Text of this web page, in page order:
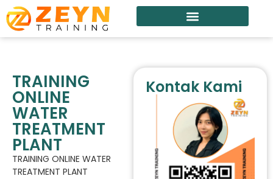
TRAINING
ONLINE
WATER
TREATMENT
PLANT
TRAINING ONLINE WATER
TREATMENT PLANT
Kontak Kami